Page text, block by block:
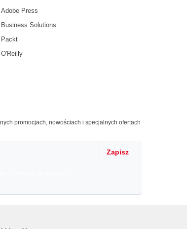
Adobe Press
Business Solutions
Packt
O'Reilly
promocjach, nowościach i specjalnych ofertach
Zapisz